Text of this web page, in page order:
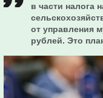
в части налога
от управления
рублей. Это